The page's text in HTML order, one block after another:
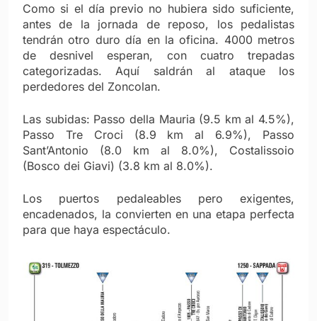
Como si el día previo no hubiera sido suficiente,
antes de la jornada de reposo, los pedalistas
tendrán otro duro día en la oficina. 4000 metros
de desnivel esperan, con cuatro trepadas
categorizadas. Aquí saldrán al ataque los
perdedores del Zoncolan.
Las subidas: Passo della Mauria (9.5 km al 4.5%),
Passo Tre Croci (8.9 km al 6.9%), Passo
Sant’Antonio (8.0 km al 8.0%), Costalissoio
(Bosco dei Giavi) (3.8 km al 8.0%).
Los puertos pedaleables pero exigentes,
encadenados, la convierten en una etapa perfecta
para que haya espectáculo.